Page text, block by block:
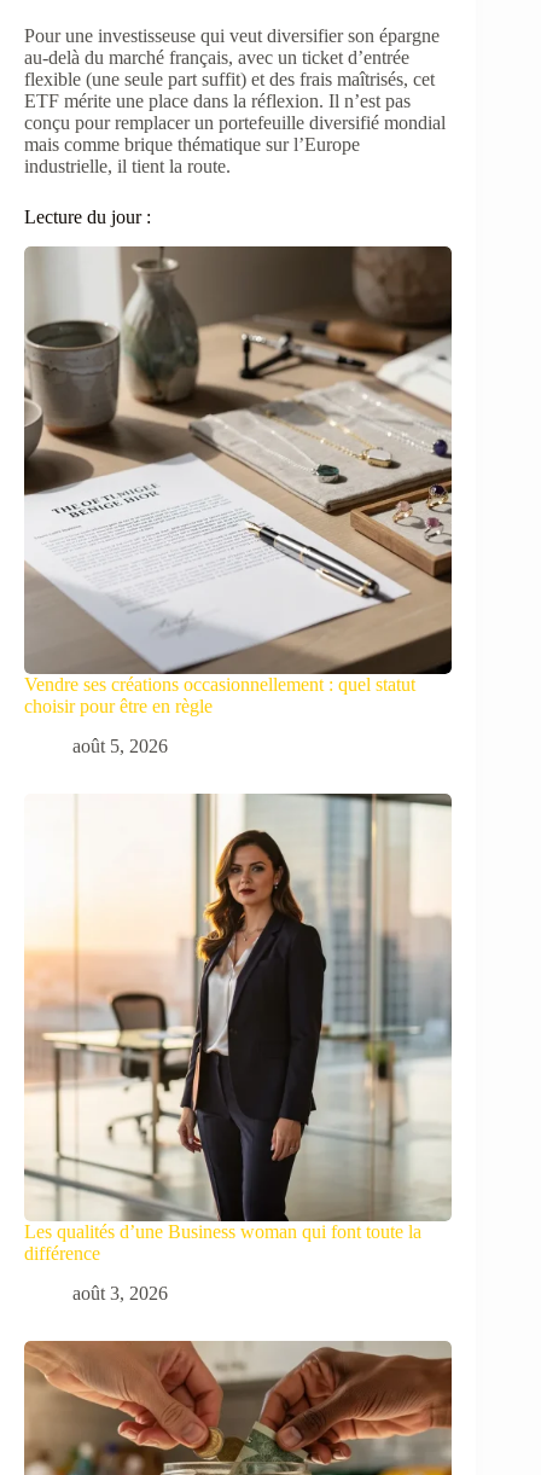
Pour une investisseuse qui veut diversifier son épargne
au-delà du marché français, avec un ticket d’entrée
flexible (une seule part suffit) et des frais maîtrisés, cet
ETF mérite une place dans la réflexion. Il n’est pas
conçu pour remplacer un portefeuille diversifié mondial
mais comme brique thématique sur l’Europe
industrielle, il tient la route.
Lecture du jour :
Vendre ses créations occasionnellement : quel statut
choisir pour être en règle
août 5, 2026
Les qualités d’une Business woman qui font toute la
différence
août 3, 2026